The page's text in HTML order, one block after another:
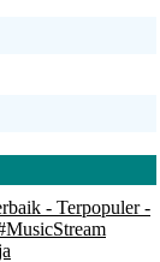
- Terpopuler -